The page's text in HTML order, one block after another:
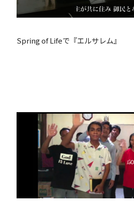
Spring of Lifeで『エルサレム』